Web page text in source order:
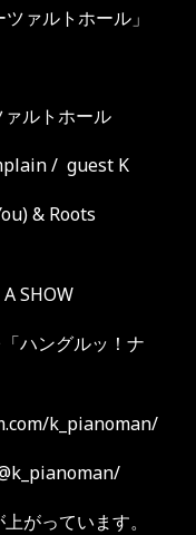
ァルトホール」
ルトホール
/ guest K
& Roots
SHOW
ハングルッ！ナ
k_pianoman/
がっています。